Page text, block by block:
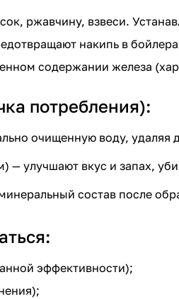
ржавчину, взвеси.
накипь в
содержании железа
потребления):
очищенную воду, удаляя
— улучшают вкус и запах,
состав после
эффективности);